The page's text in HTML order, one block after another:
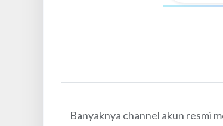
Banyaknya channel akun resmi